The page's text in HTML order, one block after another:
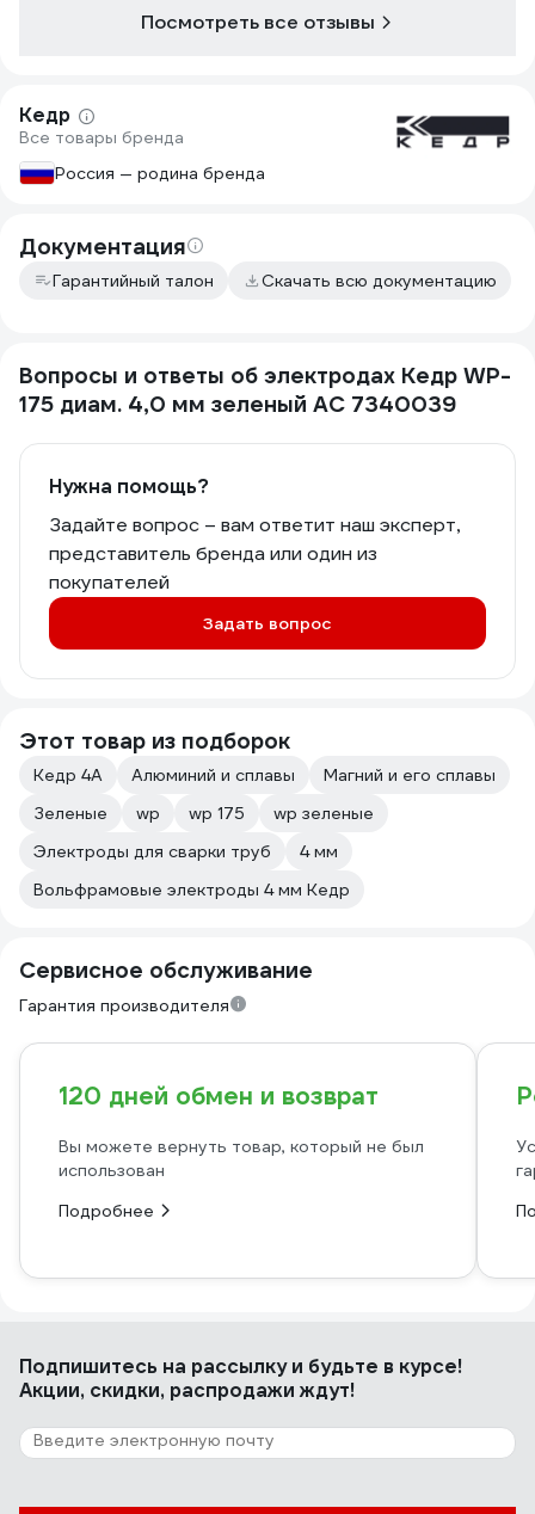
Посмотреть все отзывы
Кедр
Все товары бренда
Россия — родина бренда
Документация
Гарантийный талон Скачать всю документацию
Вопросы и ответы об электродах Кедр WP-
175 диам. 4,0 мм зеленый AC 7340039
Нужна помощь?
Задайте вопрос – вам ответит наш эксперт,
представитель бренда или один из
покупателей
Задать вопрос
Этот товар из подборок
Кедр 4А Алюминий и сплавы
Магний и его сплавы
Зеленые
wp wp 175
wp зеленые
Электроды для сварки труб
4 мм
Вольфрамовые электроды 4 мм Кедр
Сервисное обслуживание
Гарантия производителя
120 дней обмен и возврат
Вы можете вернуть товар, который не был
использован
Подробнее
Подпишитесь на рассылкуи будьте в курсе!
Акции, скидки, распродажи ждут!